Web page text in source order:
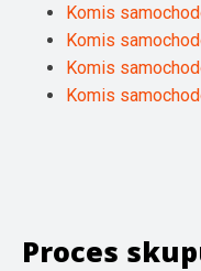
Komis
Komis
Komis
Komis
Proces